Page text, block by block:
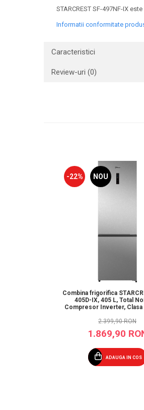
STARCREST SF-497NF-IX
Informatii conformitate
Caracteristici
Review-uri (0)
-22% NOU
Combina frigorifica
405D-IX, 405 L, Total
Compresor Inverter, Clasa
antiamprenta, Usi2.399,90 RON
1.869,90
ADAUGA IN COS